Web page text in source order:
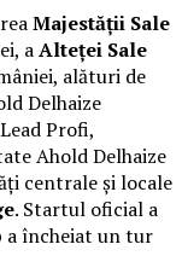
Majestății Sale
aAlteței Sale
alături de
Delhaize
Profi,
Ahold Delhaize
centrale și locale
. Startul oficial a
a încheiat un tur